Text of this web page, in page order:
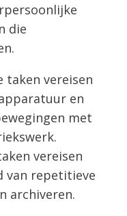
die
taken vereisen
en
met
vereisen
van repetitieve
archiveren.